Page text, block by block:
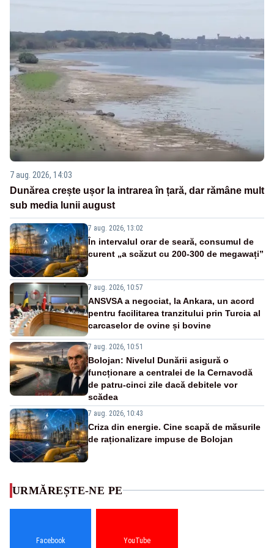
7 aug. 2026, 14:03
Dunărea crește ușor la intrarea în țară, dar rămâne mult
sub media lunii august
7 aug. 2026, 13:02
În intervalul orar de seară, consumul de
curent „a scăzut cu 200-300 de megawați”
7 aug. 2026, 10:57
ANSVSA a negociat, la Ankara, un acord
pentru facilitarea tranzitului prin Turcia al
carcaselor de ovine și bovine
7 aug. 2026, 10:51
Bolojan: Nivelul Dunării asigură o
funcționare a centralei de la Cernavodă
de patru-cinci zile dacă debitele vor
scădea
7 aug. 2026, 10:43
Criza din energie. Cine scapă de măsurile
de raționalizare impuse de Bolojan
URMĂREȘTE-NE PE
Facebook YouTube